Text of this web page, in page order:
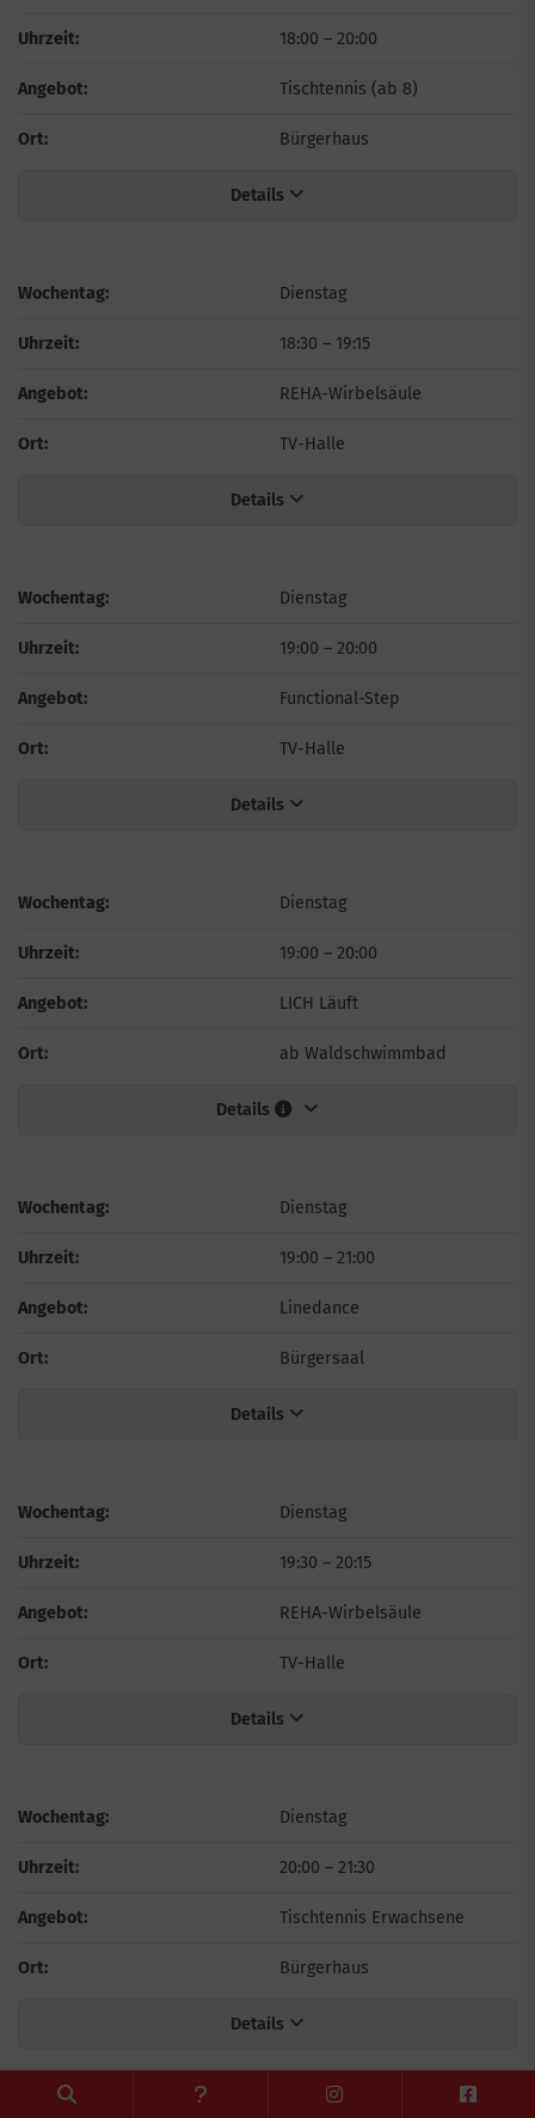
Uhrzeit: 18:00 – 20:00
Angebot: Tischtennis (ab 8)
Ort: Bürgerhaus
Details
Wochentag: Dienstag
Uhrzeit: 18:30 – 19:15
Angebot: REHA-Wirbelsäule
Ort: TV-Halle
Details
Wochentag: Dienstag
Uhrzeit: 19:00 – 20:00
Angebot: Functional-Step
Ort: TV-Halle
Details
Wochentag: Dienstag
Uhrzeit: 19:00 – 20:00
Angebot: LICH Läuft
Ort: ab Waldschwimmbad
Details
Wochentag: Dienstag
Uhrzeit: 19:00 – 21:00
Angebot: Linedance
Ort: Bürgersaal
Details
Wochentag: Dienstag
Uhrzeit: 19:30 – 20:15
Angebot: REHA-Wirbelsäule
Ort: TV-Halle
Details
Wochentag: Dienstag
Uhrzeit: 20:00 – 21:30
Angebot: Tischtennis Erwachsene
Ort: Bürgerhaus
Details